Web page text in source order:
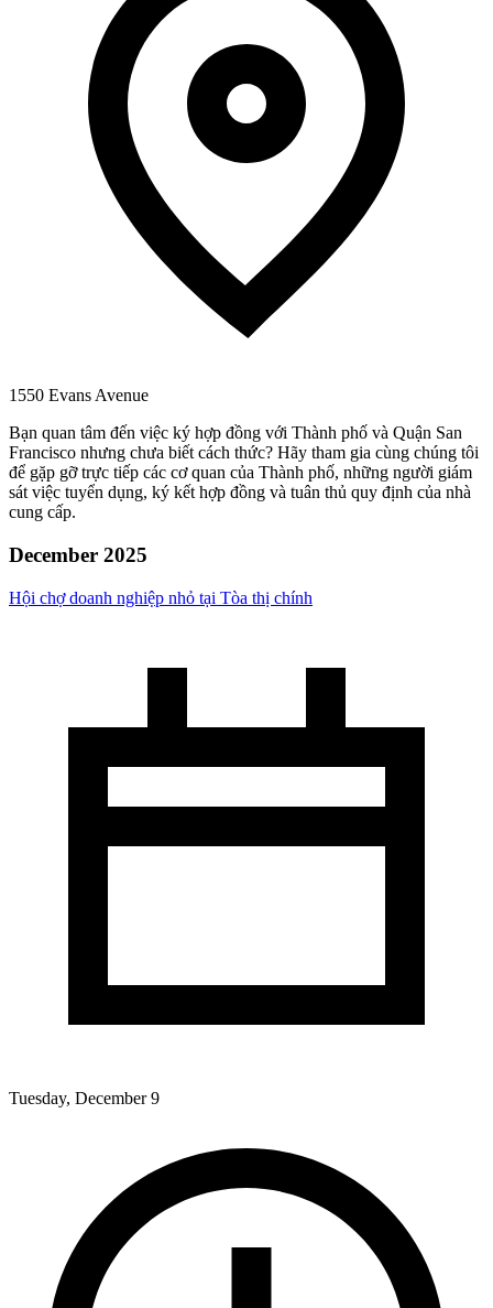
1550 Evans Avenue
Bạn quan tâm đến việc ký hợp đồng với Thành phố và Quận San
Francisco nhưng chưa biết cách thức? Hãy tham gia cùng chúng tôi
để gặp gỡ trực tiếp các cơ quan của Thành phố, những người giám
sát việc tuyển dụng, ký kết hợp đồng và tuân thủ quy định của nhà
cung cấp.
December 2025
Hội chợ doanh nghiệp nhỏ tại Tòa thị chính
Tuesday, December 9